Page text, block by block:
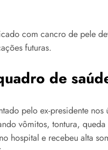
com cancro de pele
futuras.
de
pelo ex-presidente
vômitos, tontura,
hospital e recebeu alta